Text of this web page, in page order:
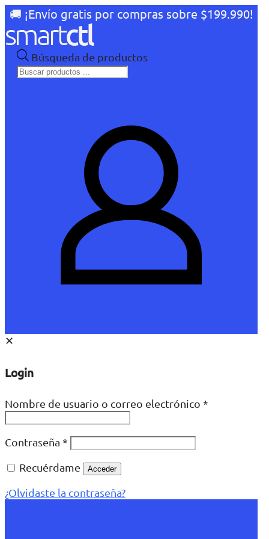
🚚 ¡Envío gratis por compras sobre $199.990!
Búsqueda de productos
✕
Login
Nombre de usuario o correo electrónico *
Contraseña *
Recuérdame
Acceder
¿Olvidaste la contraseña?